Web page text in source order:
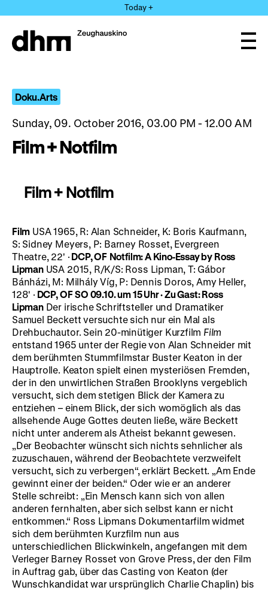
directly
the
Today +
Doku.Arts
Sunday, 09. October 2016, 03.00 PM - 12.00 AM
Film + Notfilm
Film + Notfilm
Film USA 1965, R: Alan Schneider, K: Boris Kaufmann,
S: Sidney Meyers, P: Barney Rosset, Evergreen
Theatre, 22' · DCP, OF Notfilm: A Kino-Essay by Ross
LipmanUSA 2015, R/K/S: Ross Lipman, T: Gábor
Bánházi, M: Milhály Víg, P: Dennis Doros, Amy Heller,
128' · DCP, OF SO 09.10. um 15 Uhr· Zu Gast: Ross
LipmanDer irische Schriftsteller und Dramatiker
Samuel Beckett versuchte sich nur ein Mal als
Drehbuchautor. Sein 20-minütiger Kurzfilm Film
entstand 1965 unter der Regie von Alan Schneider mit
dem berühmten Stummfilmstar Buster Keaton in der
Hauptrolle. Keaton spielt einen mysteriösen Fremden,
der in den unwirtlichen Straßen Brooklyns vergeblich
versucht, sich dem stetigen Blick der Kamera zu
entziehen – einem Blick, der sich womöglich als das
allsehende Auge Gottes deuten ließe, wäre Beckett
nicht unter anderem als Atheist bekannt gewesen.
„Der Beobachter wünscht sich nichts sehnlicher als
zuzuschauen, während der Beobachtete verzweifelt
versucht, sich zu verbergen“, erklärt Beckett. „Am Ende
gewinnt einer der beiden.“ Oder wie er an anderer
Stelle schreibt: „Ein Mensch kann sich von allen
anderen fernhalten, aber sich selbst kann er nicht
entkommen.“ Ross Lipmans Dokumentarfilm widmet
sich dem berühmten Kurzfilm nun aus
unterschiedlichen Blickwinkeln, angefangen mit dem
Verleger Barney Rosset von Grove Press, der den Film
in Auftrag gab, über das Casting von Keaton (der
Wunschkandidat war ursprünglich Charlie Chaplin) bis